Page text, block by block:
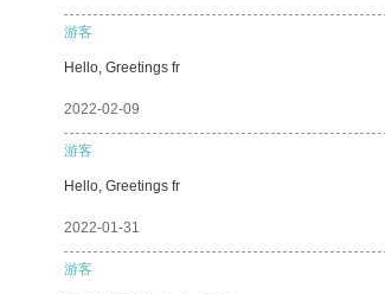
游客
Hello, Greetings fr
2022-02-09
游客
Hello, Greetings fr
2022-01-31
游客